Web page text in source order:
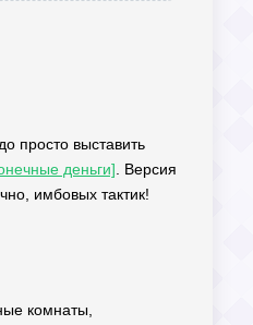
просто выставить
деньги] . Версия
имбовых тактик!
комнаты,